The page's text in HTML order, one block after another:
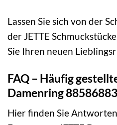
Lassen Sie sich von der
der JETTE
Sie Ihren neuen
FAQ – Häufig
Damenring 88586883
Hier finden Sie